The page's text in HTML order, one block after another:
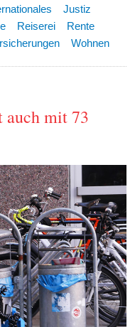
Justiz
Reiserei
Rente
Wohnen
auch mit 73